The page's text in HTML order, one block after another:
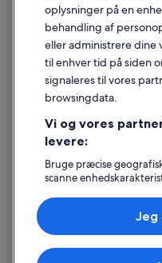
Retningslinjer for indhold og
Hjælp
Kontakt os
Ændr eller afbestil din
Forløb og behandlingstider for
Book en flyrejse med et
Internationale rejsedokumenter
Expedia, Inc. er ikke
oplysninger på en
behandling af
eller administrere dine
til enhver tid på siden
signaleres til vores
browsingdata.
Vi og vores
levere:
Bruge præcise
scanne
annoncering og indhold,
indholdsmåling,
tjenester.
Liste over partnere
Jeg